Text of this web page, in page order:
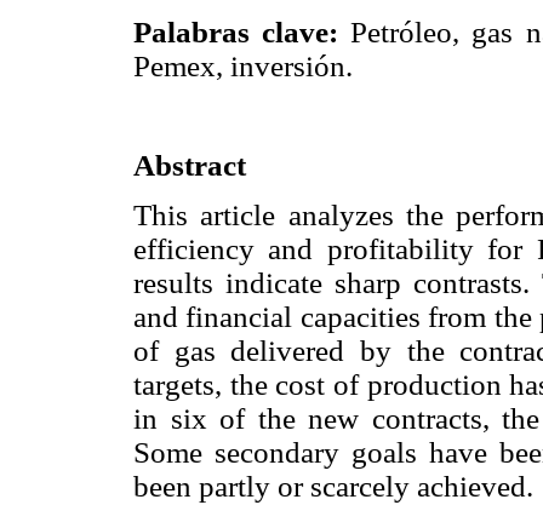
Palabras clave: Petróleo, gas
Pemex, inversión.
Abstract
This article analyzes the
efficiency and profitability for
results indicate sharp
and financial capacities from
of gas delivered by the
targets, the cost of production
in six of the new contracts,
Some secondary goals have
been partly or scarcely achieved.